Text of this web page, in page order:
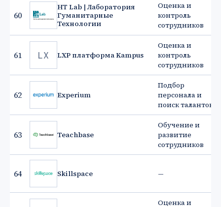
60
HT Lab | Лаборатория
Гуманитарные
Технологии
Оценка и
контроль
сотрудников
61 LX LXP платформа Kampus
Оценка и
контроль
сотрудников
62 Experium
Подбор
персонала и
поиск талантов
63 Teachbase
Обучение и
развитие
сотрудников
64 Skillspace —
Оценка и